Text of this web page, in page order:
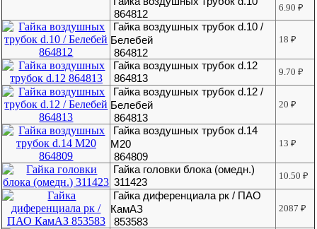
864812
6.90₽
Гайка воздушных трубок d.10 /
Белебей
864812
18₽
Гайка воздушных трубок d.12
864813
9.70₽
Гайка воздушных трубок d.12 /
Белебей
864813
20₽
Гайка воздушных трубок d.14
М20
864809
13₽
Гайка головки блока (омедн.)
311423
10.50₽
Гайка диференциала рк / ПАО
КамАЗ
853583
2087₽